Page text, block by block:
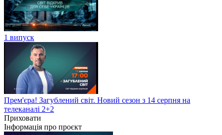
1 випуск
Прем'єра! Загублений світ. Новий сезон з 14 серпня на
телеканалі 2+2
Приховати
Інформація про проєкт